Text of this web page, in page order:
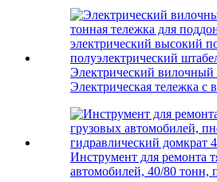
Электрический вилочный
Электрическая тележка с
Инструмент для ремонта
автомобилей, 40/80 тонн,